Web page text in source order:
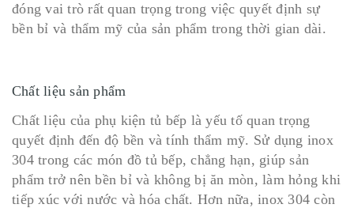
đóng vai trò rất quan trọng trong việc quyết định sự
bền bỉ và thẩm mỹ của sản phẩm trong thời gian dài.
Chất liệu sản phẩm
Chất liệu của phụ kiện tủ bếp là yếu tố quan trọng
quyết định đến độ bền và tính thẩm mỹ. Sử dụng inox
304 trong các món đồ tủ bếp, chẳng hạn, giúp sản
phẩm trở nên bền bỉ và không bị ăn mòn, làm hỏng khi
tiếp xúc với nước và hóa chất. Hơn nữa, inox 304 còn